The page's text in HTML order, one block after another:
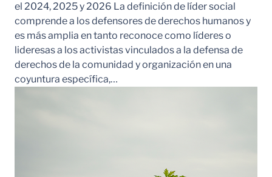
el 2024, 2025 y 2026 La definición de líder social
comprende a los defensores de derechos humanos y
es más amplia en tanto reconoce como líderes o
lideresas a los activistas vinculados a la defensa de
derechos de la comunidad y organización en una
coyuntura específica,…